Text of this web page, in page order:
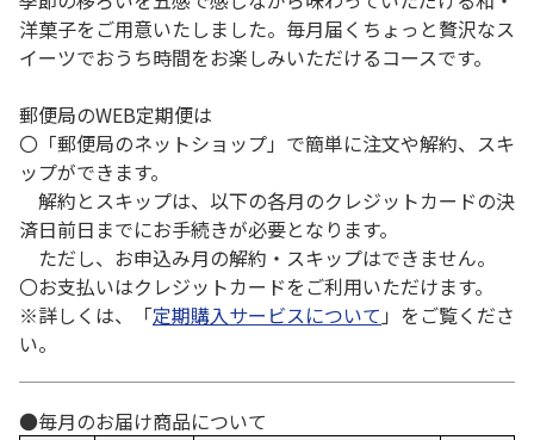
洋菓子をご用意いたしました。毎月届くちょっと贅沢なス
イーツでおうち時間をお楽しみいただけるコースです。
郵便局のWEB定期便は
〇「郵便局のネットショップ」で簡単に注文や解約、スキ
ップができます。
解約とスキップは、以下の各月のクレジットカードの決
済日前日までにお手続きが必要となります。
ただし、お申込み月の解約・スキップはできません。
〇お支払いはクレジットカードをご利用いただけます。
※詳しくは、「定期購入サービスについて 」をご覧くださ
い。
●毎月のお届け商品について